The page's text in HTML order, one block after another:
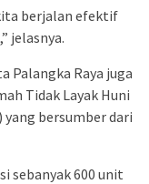
berjalan efektif
jelasnya.
Palangka Raya juga
Tidak Layak Huni
yang bersumber dari
sebanyak 600 unit